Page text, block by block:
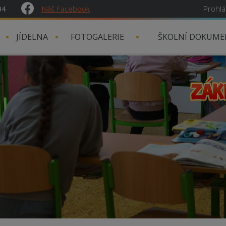
Náš Facebook
JÍDELNA FOTOGALERIE ŠKOLNÍ